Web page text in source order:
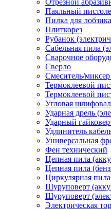
Отрезной
Паяльный
Пилка для лобзика
Плиткорез
Рубанок
Сабельная пила
Сварочное
Сверло
Смеситель/
Термоклеевой
Термоклеевой
Угловая
Ударная дрель
Ударный
Удлинитель
Универсальная
Фен технический
Цепная пила
Цепная пила
Циркулярная
Шуруповерт
Шуруповерт
Электрическая